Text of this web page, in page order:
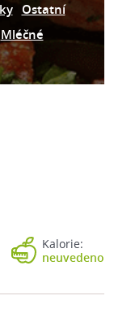
Ostatní
Mléčné
Kalorie:
neuvedeno